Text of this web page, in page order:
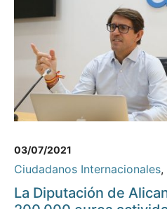
03/07/2021
Ciudadanos Internacionales,
La Diputación de